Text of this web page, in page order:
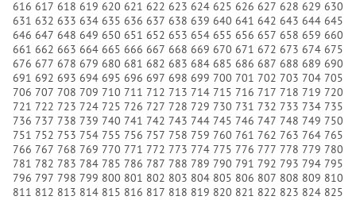
616 617 618 619 620 621 622 623 624 625 626 627 628 629 630
631 632 633 634 635 636 637 638 639 640 641 642 643 644 645
646 647 648 649 650 651 652 653 654 655 656 657 658 659 660
661 662 663 664 665 666 667 668 669 670 671 672 673 674 675
676 677 678 679 680 681 682 683 684 685 686 687 688 689 690
691 692 693 694 695 696 697 698 699 700 701 702 703 704 705
706 707 708 709 710 711 712 713 714 715 716 717 718 719 720
721 722 723 724 725 726 727 728 729 730 731 732 733 734 735
736 737 738 739 740 741 742 743 744 745 746 747 748 749 750
751 752 753 754 755 756 757 758 759 760 761 762 763 764 765
766 767 768 769 770 771 772 773 774 775 776 777 778 779 780
781 782 783 784 785 786 787 788 789 790 791 792 793 794 795
796 797 798 799 800 801 802 803 804 805 806 807 808 809 810
811 812 813 814 815 816 817 818 819 820 821 822 823 824 825